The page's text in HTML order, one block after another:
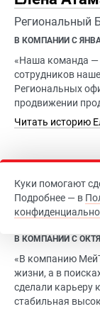
Региональный
В КОМПАНИИ С
«Наша команда —
сотрудников
Региональных
продвижении
Читать историю
Ирина
Региональный
В КОМПАНИИ С
«В компанию
жизни, а в
сделали карьеру
стабильная
Куки помогают
Подробнее — в